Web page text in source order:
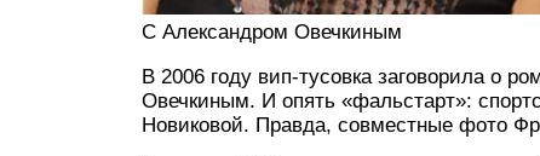
C Александром Овечкиным
В 2006 году вип-тусовка заговорила о
Овечкиным. И опять «фальстарт»:
Новиковой. Правда, совместные фото